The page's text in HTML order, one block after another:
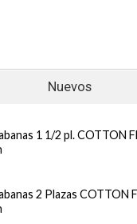
Nuevos
1 1/2 pl. COTTON
2 Plazas COTTON